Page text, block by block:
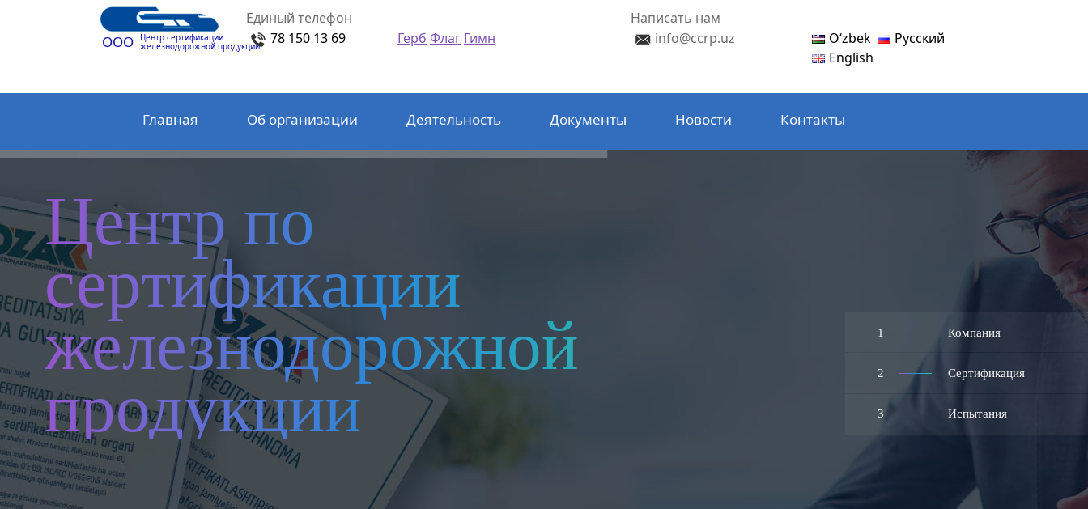
ООО Центр сертификации
железнодорожной продукции
Единый телефон
78 150 13 69
Герб Флаг Гимн
Написать нам
info@ccrp.uz
Oʻzbek
Русский
English
Главная Об организации Деятельность Документы Новости Контакты
1 Компания
2 Сертификация
3 Испытания
Центр по
сертификации
железнодорожной
продукции